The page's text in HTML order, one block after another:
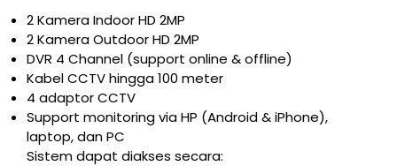
2 Kamera Indoor HD 2MP
2 Kamera Outdoor HD 2MP
DVR 4 Channel (support online & offline)
Kabel CCTV hingga 100 meter
4 adaptor CCTV
Support monitoring via HP (Android & iPhone),
laptop, dan PC
Sistem dapat diakses secara: